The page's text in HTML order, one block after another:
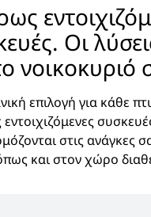
Οι
νοικοκυριό
επιλογή για κάθε
στις ανάγκες
και στον χώρο